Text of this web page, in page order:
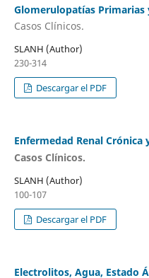
Glomerulopatías Primarias
Casos Clínicos.
SLANH (Author)
230-314
Descargar el PDF
Enfermedad Renal Crónica
Casos Clínicos.
SLANH (Author)
100-107
Descargar el PDF
Electrolitos, Agua, Estado